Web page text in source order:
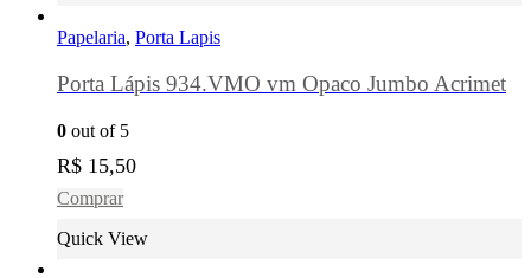
Papelaria, Porta Lapis
Porta Lápis 934.VMO vm Opaco Jumbo Acrimet
0 out of 5
R$ 15,50
Comprar
Quick View